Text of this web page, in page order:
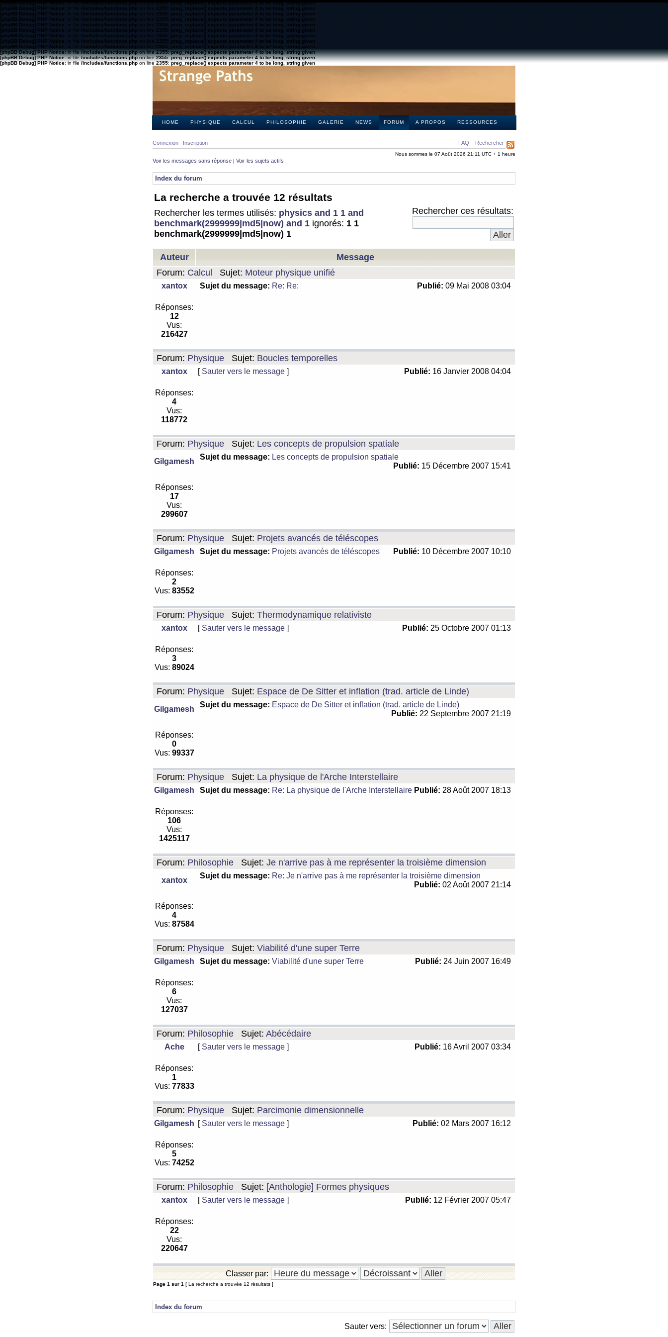
[phpBB Debug] PHP Notice: in file/includes/functions.phpon line2355:preg_replace() expects parameter 4 to be long, string given
[phpBB Debug] PHP Notice: in file /includes/functions.php on line 2355: preg_replace() expects parameter 4 to be long, string given
[phpBB Debug] PHP Notice: in file /includes/functions.php on line 2355: preg_replace() expects parameter 4 to be long, string given
[phpBB Debug] PHP Notice: in file /includes/functions.php on line 2355: preg_replace() expects parameter 4 to be long, string given
[phpBB Debug] PHP Notice: in file /includes/functions.php on line 2355: preg_replace() expects parameter 4 to be long, string given
[phpBB Debug] PHP Notice: in file /includes/functions.php on line 2355: preg_replace() expects parameter 4 to be long, string given
[phpBB Debug] PHP Notice: in file /includes/functions.php on line 2355: preg_replace() expects parameter 4 to be long, string given
[phpBB Debug] PHP Notice: in file /includes/functions.php on line 2355: preg_replace() expects parameter 4 to be long, string given
[phpBB Debug] PHP Notice: in file /includes/functions.php on line 2355: preg_replace() expects parameter 4 to be long, string given
[phpBB Debug] PHP Notice: in file/includes/functions.phpon line2355:preg_replace() expects parameter 4 to be long, string given
[phpBB Debug] PHP Notice: in file/includes/functions.phpon line2355:preg_replace() expects parameter 4 to be long, string given
[phpBB Debug] PHP Notice: in file/includes/functions.phpon line2355:preg_replace() expects parameter 4 to be long, string given
HOME PHYSIQUE CALCUL PHILOSOPHIE GALERIE NEWS FORUM A PROPOS RESSOURCES
FAQ Rechercher
Connexion Inscription
Nous sommes le 07 Août 2026 21:11 UTC + 1 heure
Voir les messages sans réponse | Voir les sujets actifs
Index du forum
La recherche a trouvée 12 résultats
Rechercher les termes utilisés: physics and 1 1 and
benchmark(2999999|md5|now) and 1 ignorés: 1 1
benchmark(2999999|md5|now) 1
Rechercher ces résultats:
Auteur
Message
Forum: Calcul Sujet: Moteur physique unifié
xantox Sujet du message: Re: Re: Publié: 09 Mai 2008 03:04
Réponses:
12
Vus:
216427
Forum: Physique Sujet: Boucles temporelles
xantox [ Sauter vers le message ] Publié: 16 Janvier 2008 04:04
Réponses:
4
Vus:
118772
Forum: Physique Sujet: Les concepts de propulsion spatiale
Gilgamesh
Sujet du message: Les concepts de propulsion spatiale
Publié: 15 Décembre 2007 15:41
Réponses:
17
Vus:
299607
Forum: Physique Sujet: Projets avancés de téléscopes
Gilgamesh Sujet du message: Projets avancés de téléscopes Publié: 10 Décembre 2007 10:10
Réponses:
2
Vus: 83552
Forum: Physique Sujet: Thermodynamique relativiste
xantox [ Sauter vers le message ] Publié: 25 Octobre 2007 01:13
Réponses:
3
Vus: 89024
Forum: Physique Sujet: Espace de De Sitter et inflation (trad. article de Linde)
Gilgamesh
Sujet du message: Espace de De Sitter et inflation (trad. article de Linde)
Publié: 22 Septembre 2007 21:19
Réponses:
0
Vus: 99337
Forum: Physique Sujet: La physique de l'Arche Interstellaire
Gilgamesh Sujet du message: Re: La physique de l'Arche Interstellaire Publié: 28 Août 2007 18:13
Réponses:
106
Vus:
1425117
Forum: Philosophie Sujet: Je n'arrive pas à me représenter la troisième dimension
xantox
Sujet du message: Re: Je n'arrive pas à me représenter la troisième dimension
Publié: 02 Août 2007 21:14
Réponses:
4
Vus: 87584
Forum: Physique Sujet: Viabilité d'une super Terre
Gilgamesh Sujet du message: Viabilité d'une super Terre Publié: 24 Juin 2007 16:49
Réponses:
6
Vus:
127037
Forum: Philosophie Sujet: Abécédaire
Ache [ Sauter vers le message ] Publié: 16 Avril 2007 03:34
Réponses:
1
Vus: 77833
Forum: Physique Sujet: Parcimonie dimensionnelle
Gilgamesh [ Sauter vers le message ] Publié: 02 Mars 2007 16:12
Réponses:
5
Vus: 74252
Forum: Philosophie Sujet: [Anthologie] Formes physiques
xantox [ Sauter vers le message ] Publié: 12 Février 2007 05:47
Réponses:
22
Vus:
220647
Classer par:
Page 1 sur 1 [ La recherche a trouvée 12 résultats ]
Index du forum
Sauter vers: